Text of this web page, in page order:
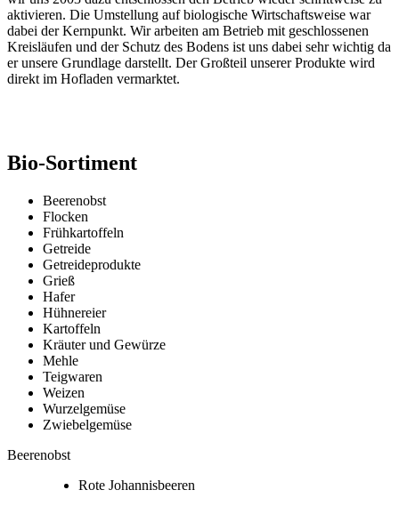
aktivieren. Die Umstellung auf biologische Wirtschaftsweise war
dabei der Kernpunkt. Wir arbeiten am Betrieb mit geschlossenen
Kreisläufen und der Schutz des Bodens ist uns dabei sehr wichtig da
er unsere Grundlage darstellt. Der Großteil unserer Produkte wird
direkt im Hofladen vermarktet.
Bio-Sortiment
Beerenobst
Flocken
Frühkartoffeln
Getreide
Getreideprodukte
Grieß
Hafer
Hühnereier
Kartoffeln
Kräuter und Gewürze
Mehle
Teigwaren
Weizen
Wurzelgemüse
Zwiebelgemüse
Beerenobst
Rote Johannisbeeren